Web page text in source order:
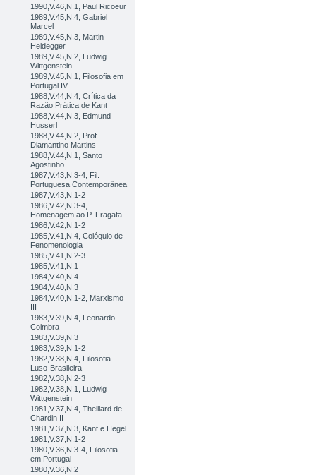
1990,V.46,N.1, Paul Ricoeur
1989,V.45,N.4, Gabriel
Marcel
1989,V.45,N.3, Martin
Heidegger
1989,V.45,N.2, Ludwig
Wittgenstein
1989,V.45,N.1, Filosofia em
Portugal IV
1988,V.44,N.4, Crítica da
Razão Prática de Kant
1988,V.44,N.3, Edmund
Husserl
1988,V.44,N.2, Prof.
Diamantino Martins
1988,V.44,N.1, Santo
Agostinho
1987,V.43,N.3-4, Fil.
Portuguesa Contemporânea
1987,V.43,N.1-2
1986,V.42,N.3-4,
Homenagem ao P. Fragata
1986,V.42,N.1-2
1985,V.41,N.4, Colóquio de
Fenomenologia
1985,V.41,N.2-3
1985,V.41,N.1
1984,V.40,N.4
1984,V.40,N.3
1984,V.40,N.1-2, Marxismo
III
1983,V.39,N.4, Leonardo
Coimbra
1983,V.39,N.3
1983,V.39,N.1-2
1982,V.38,N.4, Filosofia
Luso-Brasileira
1982,V.38,N.2-3
1982,V.38,N.1, Ludwig
Wittgenstein
1981,V.37,N.4, Theillard de
Chardin II
1981,V.37,N.3, Kant e Hegel
1981,V.37,N.1-2
1980,V.36,N.3-4, Filosofia
em Portugal
1980,V.36,N.2